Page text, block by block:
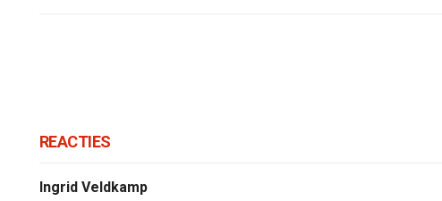
REACTIES
Ingrid Veldkamp